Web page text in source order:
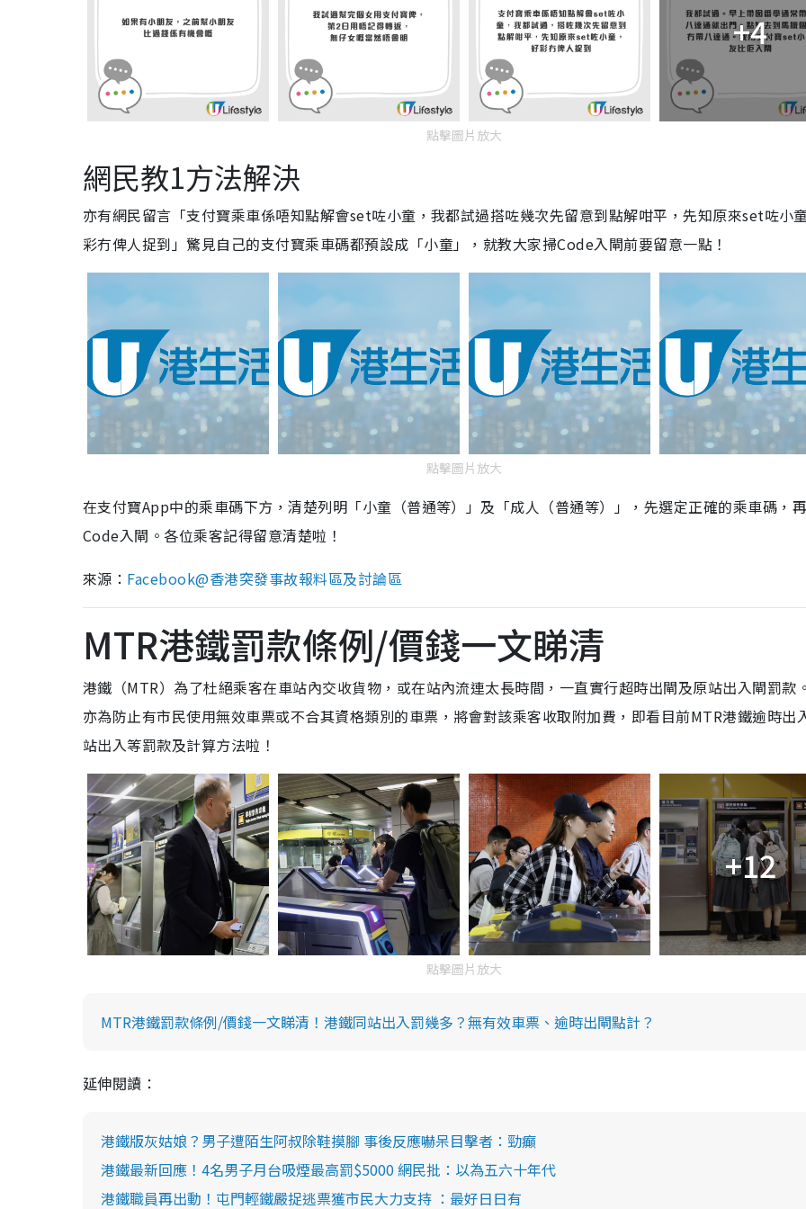
+4
點擊圖片放大
網民教1方法解決
亦有網民留言「支付寶乘車係唔知點解會set咗小童，我都試過搭咗幾次先留意到點解咁平，先知原來set咗小
彩冇俾人捉到」驚見自己的支付寶乘車碼都預設成「小童」，就教大家掃Code入閘前要留意一點！
點擊圖片放大
在支付寶App中的乘車碼下方，清楚列明「小童（普通等）」及「成人（普通等）」，先選定正確的乘車碼，
Code入閘。各位乘客記得留意清楚啦！
來源： Facebook@香港突發事故報料區及討論區
MTR港鐵罰款條例/價錢一文睇清
港鐵（MTR）為了杜絕乘客在車站內交收貨物，或在站內流連太長時間，一直實行超時出閘及原站出入閘罰款
亦為防止有市民使用無效車票或不合其資格類別的車票，將會對該乘客收取附加費，即看目前MTR港鐵逾時出
站出入等罰款及計算方法啦！
+12
點擊圖片放大
MTR港鐵罰款條例/價錢一文睇清！港鐵同站出入罰幾多？無有效車票、逾時出閘點計？
延伸閱讀：
港鐵版灰姑娘？男子遭陌生阿叔除鞋摸腳 事後反應嚇呆目擊者：勁癲
港鐵最新回應！4名男子月台吸煙最高罰$5000 網民批：以為五六十年代
港鐵職員再出動！屯門輕鐵嚴捉逃票獲市民大力支持 ：最好日日有